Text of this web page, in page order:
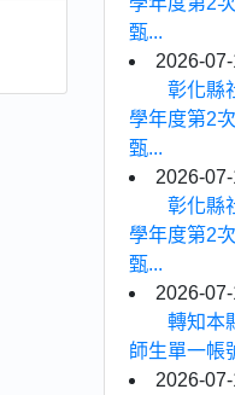
甄...
2026-
彰化縣
學年度第2
甄...
2026-
彰化縣
學年度第2
甄...
2026-
轉知本
師生單一帳
2026-